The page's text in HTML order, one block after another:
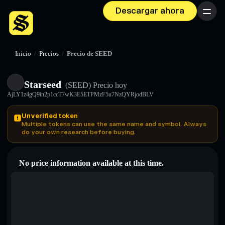
Descargar ahora Menú
Inicio / Precios / Precio de SEED
Starseed (SEED) Precio hoy
AjLY1z4gQ9in2p1ccT7wK3E5ETPMzF5u7NzQYRjodBLV
Unverified token
Multiple tokens can use the same name and symbol. Always
do your own research before buying.
No price information available at this time.